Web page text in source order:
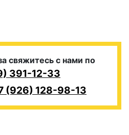
свяжитесь с нами по
391-12-33
(926) 128-98-13